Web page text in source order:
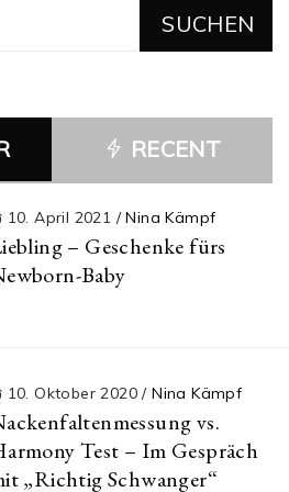
RECENT
10. April 2021 / Nina Kämpf
– Geschenke fürs
Baby
10. Oktober 2020/ Nina Kämpf
vs.
Test – Im Gespräch
„Richtig Schwanger“